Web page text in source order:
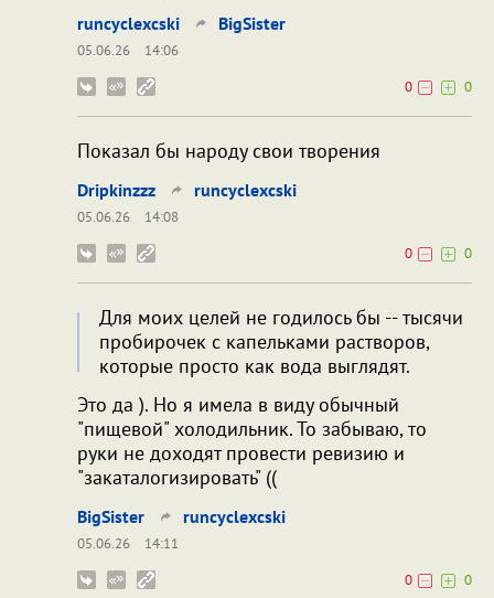
runcyclexcski BigSister
05.06.26
14:06
0
0
Показал бы народу свои творения
Dripkinzzz runcyclexcski
05.06.26
14:08
0
0
Для моих целей не годилось бы -- тысячи
пробирочек с капельками растворов,
которые просто как вода выглядят.
Это да ). Но я имела в виду обычный
"пищевой" холодильник. То забываю, то
руки не доходят провести ревизию и
"закаталогизировать" ((
BigSister runcyclexcski
05.06.26
14:11
0
0